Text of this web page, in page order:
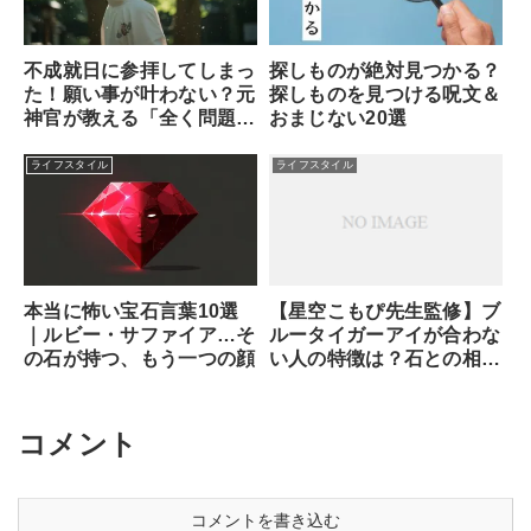
不成就日に参拝してしまっ
た！願い事が叶わない？元
神官が教える「全く問題な
法
探しものが絶対見つかる？
探しものを見つける呪文＆
おまじない20選
ライフスタイル
本当に怖い宝石言葉10選
｜ルビー・サファイア…そ
の石が持つ、もう一つの顔
ライフスタイル
【星空こもぴ先生監修】ブ
ルータイガーアイが合わな
い人の特徴は？石との相性
コメント
コメントを書き込む